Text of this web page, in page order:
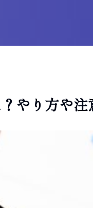
やり方や